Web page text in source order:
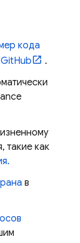
кода
.
такие как
в